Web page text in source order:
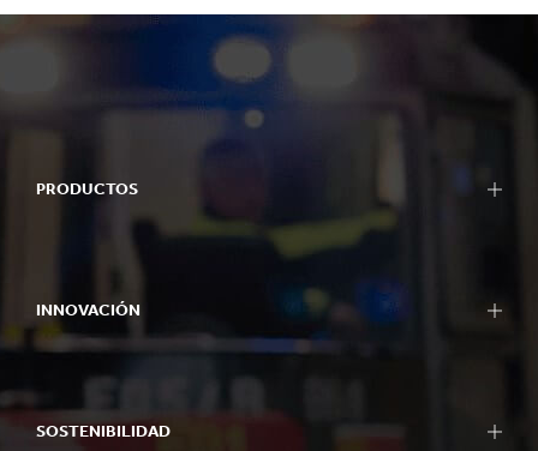
PRODUCTOS
Displays
Maquinaria de embalaje
Papel y cartón
INNOVACIÓN
Nuestro enfoque en innovación
Áreas de I+D
SOSTENIBILIDAD